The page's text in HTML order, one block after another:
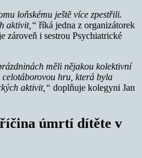
loňskému ještě více zpestřili.
aktivit,“ říká jedna z organizátorek
zároveň i sestrou Psychiatrické
měli nějakou kolektivní
hru, která byla
aktivit,“ doplňuje kolegyni Jan
úmrtí dítěte v